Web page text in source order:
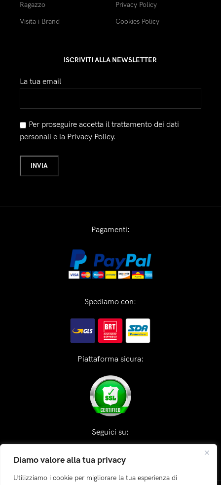
Diamo valore alla tua privacy
Utilizziamo i cookie per migliorare la tua esperienza di
Ragazzo
Visita i Brand
Privacy Policy
Cookies Policy
ISCRIVITI ALLA NEWSLETTER
La tua email
Per proseguire accetta il trattamento dei dati
personali e la Privacy Policy.
Pagamenti:
Spediamo con:
Piattaforma sicura:
Seguici su: